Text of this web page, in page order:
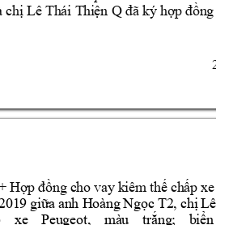
2
chị Lê Thái Thiện Q đã ký hợp đồng
Hợp đồng cho vay kiêm thế chấp xe
9 giữa anh Hoàng Ngọc T2, chị Lê
xe Peugeot, màu trắng; biển